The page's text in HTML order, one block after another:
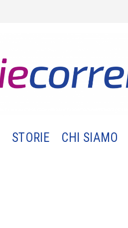
STORIE CHI SIAMO